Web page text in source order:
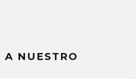
A NUESTRO